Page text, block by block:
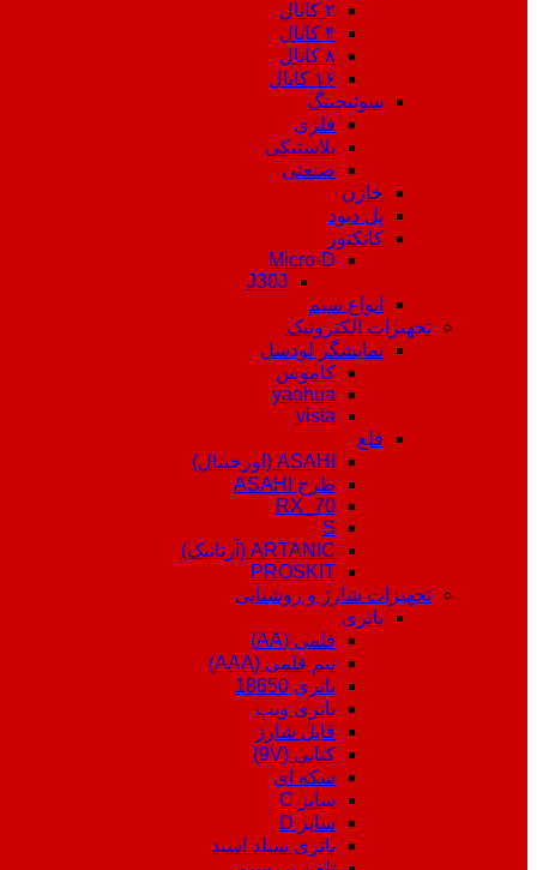
۲ کانال
۴ کانال
۸ کانال
۱۶ کانال
سوئیچینگ
فلزی
پلاستیکی
صنعتی
خازن
پل دیود
کانکتور
Micro-D
J30J
انواع سیم
تجهیزات الکترونیک
نمایشگر لودسل
کاموس
yaohua
vista
قلع
ASAHI (اورجینال)
طرح ASAHI
RX_70
S
ARTANIC (آرتانیک)
PROSKIT
تجهیزات شارژ و روشنایی
باتری
قلمی (AA)
نیم قلمی (AAA)
باتری 18650
باتری ویپ
قابل شارژ
کتابی (9V)
سکه ای
سایز C
سایز D
باتری سیلد اسید